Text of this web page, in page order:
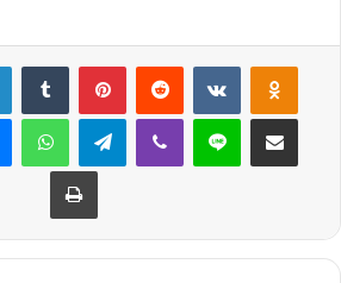
LinkedInTumblr PinterestReddit VKontakte
MessengerWhatsAppTelegramViber Line E-Posta ile
Yazdır